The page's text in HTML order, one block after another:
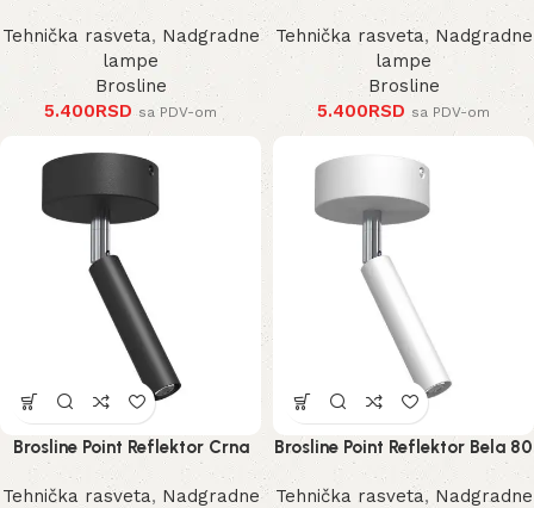
80 mm 170 mm 2284 mm
Tehnička rasveta, Nadgradne
lampe
Brosline
5.400RSD sa PDV-om
mm 170 mm 2285 mm
Tehnička rasveta, Nadgradne
lampe
Brosline
5.400RSD sa PDV-om
Brosline Point Reflektor Crna
80 mm 170 mm 2281 mm
Tehnička rasveta, Nadgradne
Brosline Point Reflektor Bela 80
mm 170 mm 2283 mm
Tehnička rasveta, Nadgradne